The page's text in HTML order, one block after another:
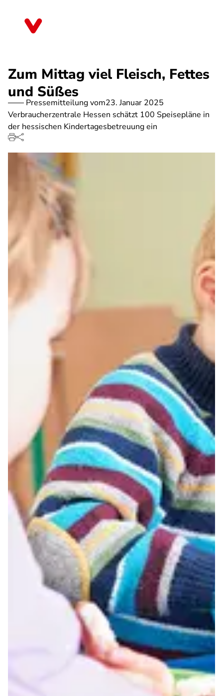
Zum Mittag viel Fleisch, Fettes
und Süßes
Pressemitteilung vom23. Januar 2025
Verbraucherzentrale Hessen schätzt 100 Speisepläne in
der hessischen Kindertagesbetreuung ein